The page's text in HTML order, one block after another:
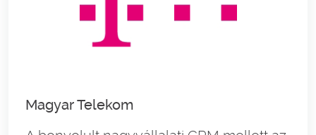
Magyar Telekom